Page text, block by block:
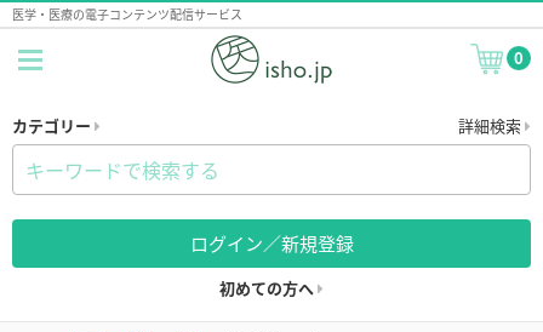
医学・医療の電子コンテンツ配信サービス
0
カテゴリー 詳細検索
ログイン／新規登録
初めての方へ